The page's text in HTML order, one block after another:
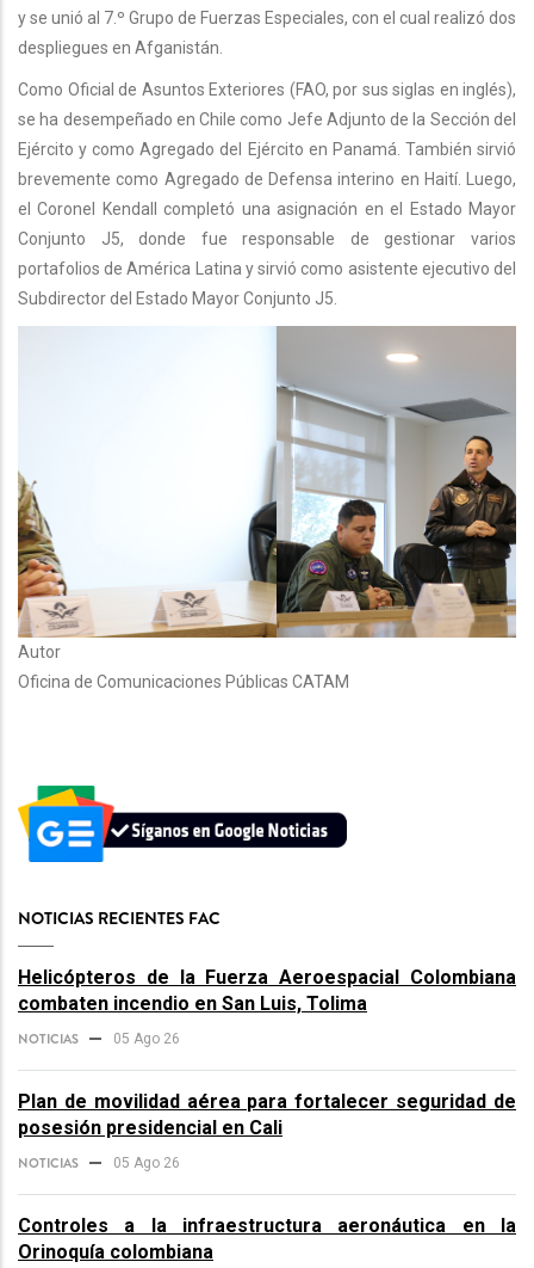
y se unió al 7.º Grupo de Fuerzas Especiales, con el cual realizó dos
despliegues en Afganistán.
Como Oficial de Asuntos Exteriores (FAO, por sus siglas en inglés),
se ha desempeñado en Chile como Jefe Adjunto de la Sección del
Ejército y como Agregado del Ejército en Panamá. También sirvió
brevemente como Agregado de Defensa interino en Haití. Luego,
el Coronel Kendall completó una asignación en el Estado Mayor
Conjunto J5, donde fue responsable de gestionar varios
portafolios de América Latina y sirvió como asistente ejecutivo del
Subdirector del Estado Mayor Conjunto J5.
Autor
Oficina de Comunicaciones Públicas CATAM
NOTICIAS RECIENTES FAC
Helicópteros de la Fuerza Aeroespacial Colombiana
combaten incendio en San Luis, Tolima
NOTICIAS 05 Ago 26
Plan de movilidad aérea para fortalecer seguridad de
posesión presidencial en Cali
NOTICIAS 05 Ago 26
Controles a la infraestructura aeronáutica en la
Orinoquía colombiana